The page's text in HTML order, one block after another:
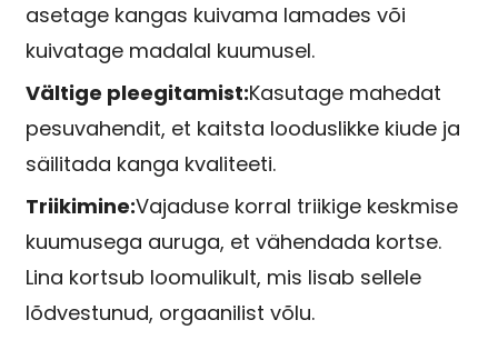
asetage kangas kuivama lamades või
kuivatage madalal kuumusel.
Vältige pleegitamist:Kasutage mahedat
pesuvahendit, et kaitsta looduslikke kiude ja
säilitada kanga kvaliteeti.
Triikimine:Vajaduse korral triikige keskmise
kuumusega auruga, et vähendada kortse.
Lina kortsub loomulikult, mis lisab sellele
lõdvestunud, orgaanilist võlu.